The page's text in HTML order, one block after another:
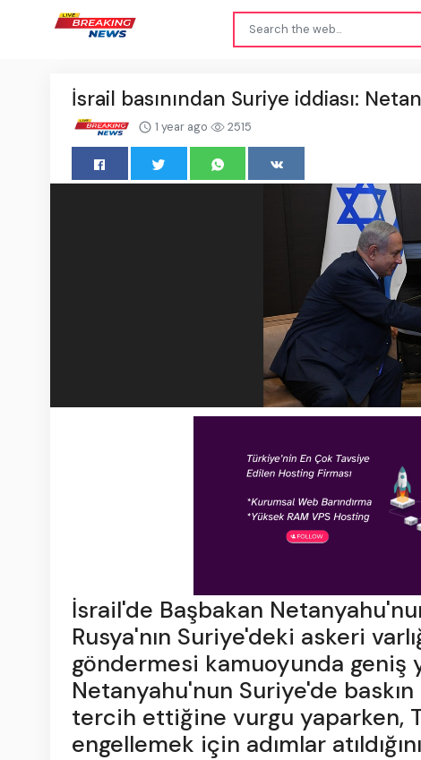
İsrail basınından Suriye iddiası:
1 year ago 2515
İsrail'de Başbakan
Rusya'nın Suriye'deki askeri
göndermesi kamuoyunda geniş
Netanyahu'nun Suriye'de
tercih ettiğine vurgu yaparken,
engellemek için adımlar